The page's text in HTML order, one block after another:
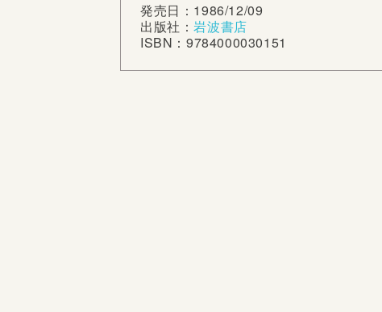
発売日：1986/12/09
出版社：岩波書店
ISBN：9784000030151